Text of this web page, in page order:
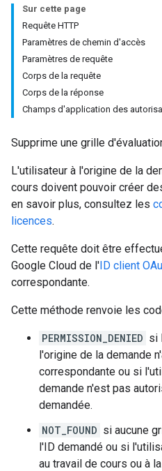
Sur cette page
Requête HTTP
Paramètres de chemin d'accès
Paramètres de requête
Corps de la requête
Corps de la réponse
Champs d'application des
Supprime une grille
L'utilisateur à l'origine de la
cours doivent pouvoir créer
en savoir plus, consultez les
licences.
Cette requête doit être
Google Cloud de l'ID client
correspondante.
Cette méthode renvoie les
PERMISSION_DENIED si
l'origine de la demande
correspondante ou si
demande n'est pas
demandée.
NOT_FOUND si aucune
l'ID demandé ou si
au travail de cours ou à